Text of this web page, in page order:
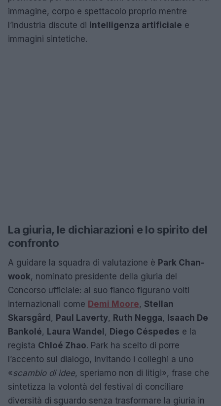
immagine, corpo e spettacolo proprio mentre
l’industria discute di intelligenza artificiale e
immagini sintetiche.
La giuria, le dichiarazioni e lo spirito del
confronto
A guidare la squadra di valutazione è Park Chan-
wook, nominato presidente della giuria del
Concorso ufficiale: al suo fianco figurano volti
internazionali come Demi Moore, Stellan
Skarsgård, Paul Laverty, Ruth Negga, Isaach De
Bankolé, Laura Wandel, Diego Céspedes e la
regista Chloé Zhao. Park ha scelto di porre
l’accento sul dialogo, invitando i colleghi a uno
«scambio di idee, speriamo non di litigi», frase che
sintetizza la volontà del festival di conciliare
diversità di sguardo senza trasformare la giuria in